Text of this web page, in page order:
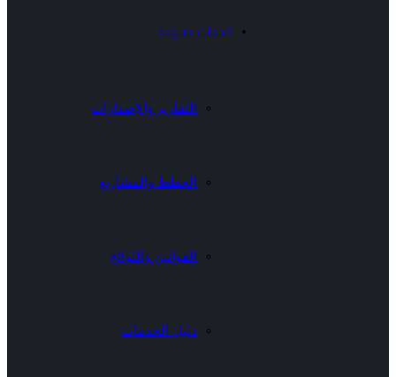
خدمات متنوعة
التقارير والإصدارات
الخطط والمشاريع
القوانين واللوائح
دليل الخدمات